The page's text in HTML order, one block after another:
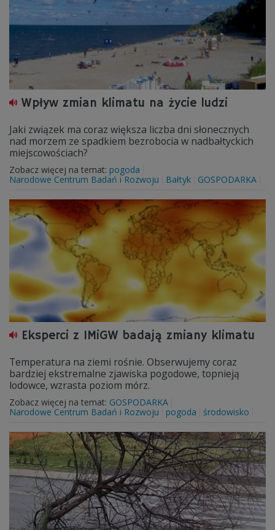
Wpływ zmian klimatu na życie ludzi
Jaki związek ma coraz większa liczba dni słonecznych
nad morzem ze spadkiem bezrobocia w nadbałtyckich
miejscowościach?
Zobacz więcej na temat: pogoda
Narodowe Centrum Badań i Rozwoju
Bałtyk GOSPODARKA
Eksperci z IMiGW badają zmiany klimatu
Temperatura na ziemi rośnie. Obserwujemy coraz
bardziej ekstremalne zjawiska pogodowe, topnieją
lodowce, wzrasta poziom mórz.
Zobacz więcej na temat: GOSPODARKA
Narodowe Centrum Badań i Rozwoju
pogoda środowisko